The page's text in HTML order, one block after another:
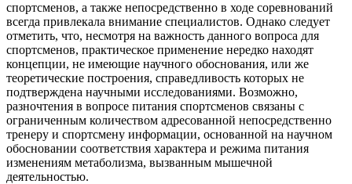
спортсменов, а также непос­редственно в ходе соревнований
всегда привлекала внимание спе­циалистов. Однако следует
отметить, что, несмотря на важность данного вопроса для
спортсменов, практическое применение не­редко находят
концепции, не имеющие научного обоснования, или же
теоретические построения, справедливость которых не
подтвер­ждена научными исследованиями. Возможно,
разночтения в воп­росе питания спортсменов связаны с
ограниченным количеством адресованной непосредственно
тренеру и спортсмену информации, основанной на научном
обосновании соответствия характера и ре­жима питания
изменениям метаболизма, вызванным мышечной
деятельностью.